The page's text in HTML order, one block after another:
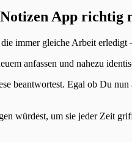
App richtig
immer gleiche Arbeit erledigt
anfassen und nahezu
beantwortest. Egal ob Du
würdest, um sie jeder Zeit